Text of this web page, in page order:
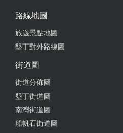
路線地圖
旅遊景點地圖
墾丁對外路線圖
街道圖
街道分佈圖
墾丁街道圖
南灣街道圖
船帆石街道圖